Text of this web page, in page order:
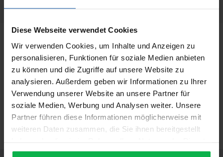
Diese Webseite verwendet Cookies
Wir verwenden Cookies, um Inhalte und Anzeigen zu
personalisieren, Funktionen für soziale Medien anbieten
zu können und die Zugriffe auf unsere Website zu
analysieren. Außerdem geben wir Informationen zu Ihrer
Verwendung unserer Website an unsere Partner für
soziale Medien, Werbung und Analysen weiter. Unsere
Partner führen diese Informationen möglicherweise mit
weiteren Daten zusammen, die Sie ihnen bereitgestellt
gesammelt haben.
Beschreibung
Keller Pneumatik- Haarbürste Eigenschaften: reine
Wildschweinbürste mit Frisierpin abgerundet 220 x 63 mm
Mehr
Informationen zur Produktsicherheit
Trusted Shops Bewertungen